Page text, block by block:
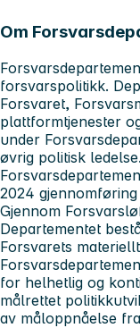
Om
forsvarspolitikk.
Forsvaret,
plattformtjenester
under
øvrig politisk ledelse.
2024
Gjennom
Departementet
Forsvarets
for helhetlig og
målrettet
av måloppnåelse